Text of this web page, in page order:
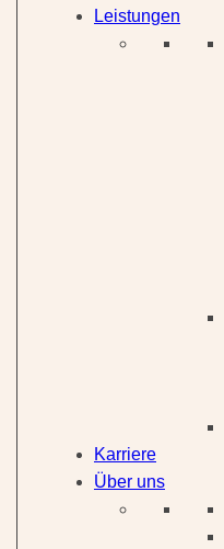
Leistungen
Karriere
Über uns